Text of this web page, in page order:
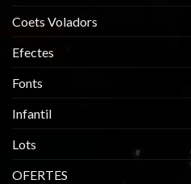
Coets Voladors
Efectes
Fonts
Infantil
Lots
OFERTES